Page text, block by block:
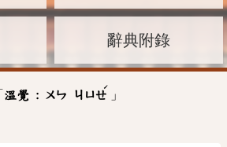
辭典附錄
溫覺 : ㄨㄣ ㄐㄩㄝ
ˊ
」